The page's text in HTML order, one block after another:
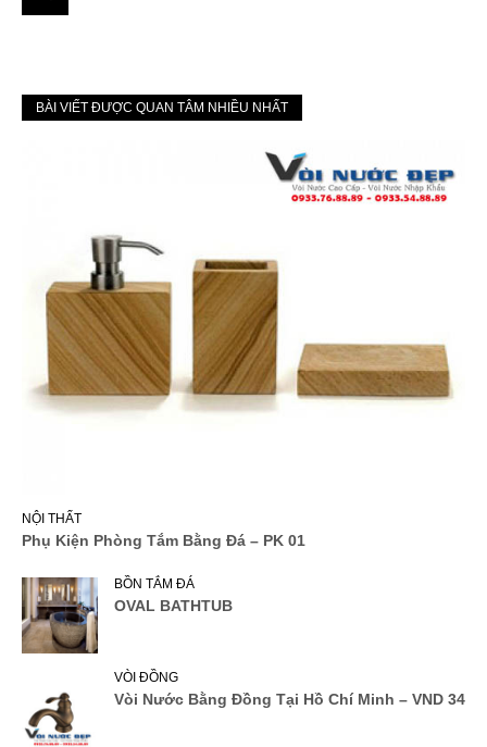
BÀI VIẾT ĐƯỢC QUAN TÂM NHIỀU NHẤT
NỘI THẤT
Phụ Kiện Phòng Tắm Bằng Đá – PK 01
BỒN TẮM ĐÁ
OVAL BATHTUB
VÒI ĐỒNG
Vòi Nước Bằng Đồng Tại Hồ Chí Minh – VND 34